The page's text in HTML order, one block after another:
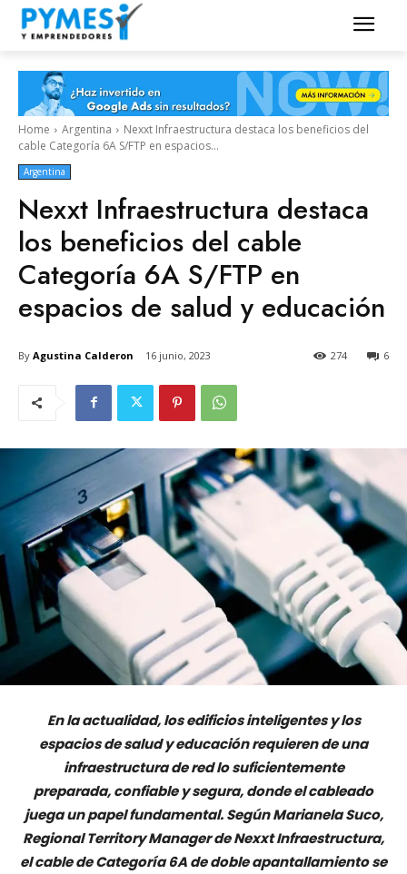
Home Argentina
Nexxt Infraestructura destaca los beneficios del
cable Categoría 6A S/FTP en espacios...
Argentina
Nexxt Infraestructura destaca
los beneficios del cable
Categoría 6A S/FTP en
espacios de salud y educación
By Agustina Calderon 16 junio, 2023 6
274
En la actualidad, los edificios inteligentes y los
espacios de salud y educación requieren de una
infraestructura de red lo suficientemente
preparada, confiable y segura, donde el cableado
juega un papel fundamental. Según Marianela Suco,
Regional Territory Manager de Nexxt Infraestructura,
el cable de Categoría 6A de doble apantallamiento se